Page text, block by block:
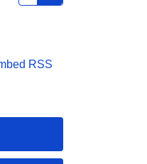
RSS